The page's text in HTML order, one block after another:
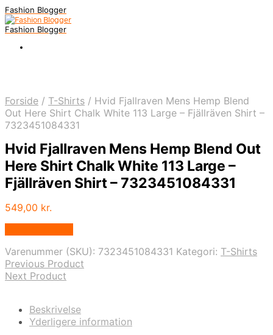
Fashion Blogger
Fashion Blogger
Forside / T-Shirts / Hvid Fjallraven Mens Hemp Blend
Out Here Shirt Chalk White 113 Large – Fjällräven Shirt –
7323451084331
Hvid Fjallraven Mens Hemp Blend Out
Here Shirt Chalk White 113 Large –
Fjällräven Shirt – 7323451084331
549,00 kr.
Varenummer (SKU): 7323451084331 Kategori: T-Shirts
Previous Product
Next Product
Beskrivelse
Yderligere information